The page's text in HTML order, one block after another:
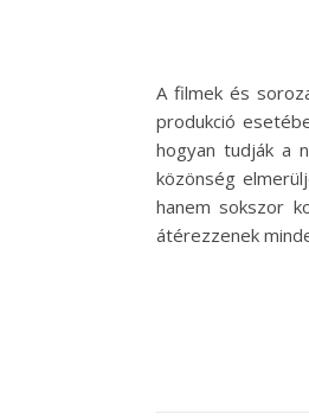
A filmek és
produkció
hogyan tudják a
közönség
hanem sokszor
átérezzenek